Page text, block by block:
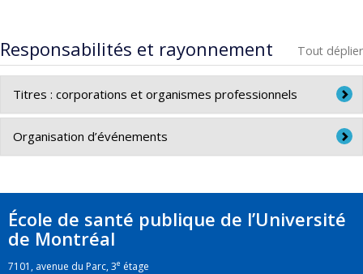
Responsabilités et rayonnement Tout déplier
Titres : corporations et organismes professionnels
Collège des médecins du Québec
Ordre des administrateurs agréés du Québec
Organisation d’événements
annuelles de santé publique depuis 2017
École de santé publique de l’Université
de Montréal
7101, avenue du Parc, 3e étage